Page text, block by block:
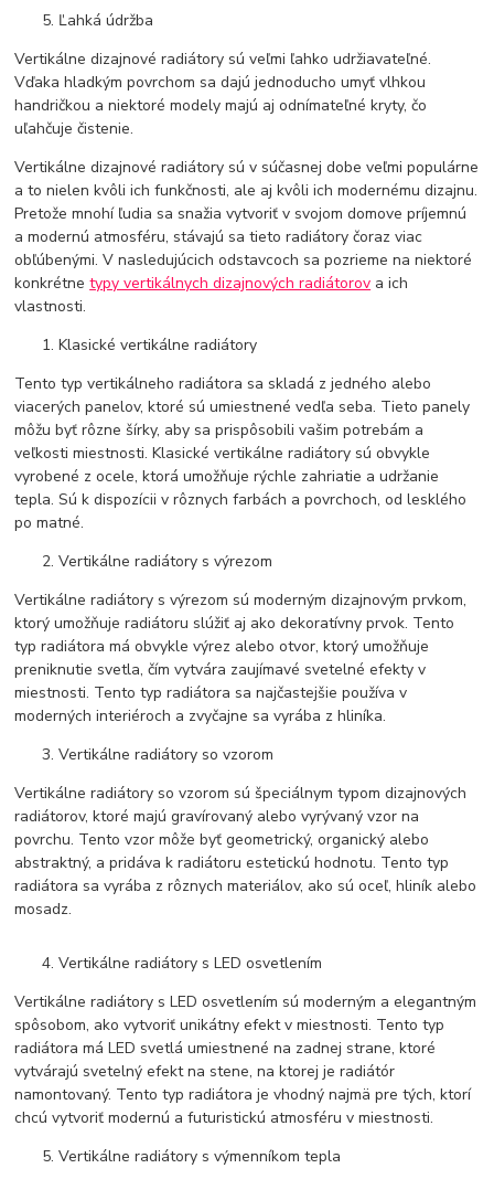
Ľahká údržba
Vertikálne dizajnové radiátory sú veľmi ľahko udržiavateľné.
Vďaka hladkým povrchom sa dajú jednoducho umyť vlhkou
handričkou a niektoré modely majú aj odnímateľné kryty, čo
uľahčuje čistenie.
Vertikálne dizajnové radiátory sú v súčasnej dobe veľmi populárne
a to nielen kvôli ich funkčnosti, ale aj kvôli ich modernému dizajnu.
Pretože mnohí ľudia sa snažia vytvoriť v svojom domove príjemnú
a modernú atmosféru, stávajú sa tieto radiátory čoraz viac
obľúbenými. V nasledujúcich odstavcoch sa pozrieme na niektoré
konkrétnetypy vertikálnych dizajnových radiátorov a ich
vlastnosti.
Klasické vertikálne radiátory
Tento typ vertikálneho radiátora sa skladá z jedného alebo
viacerých panelov, ktoré sú umiestnené vedľa seba. Tieto panely
môžu byť rôzne šírky, aby sa prispôsobili vašim potrebám a
veľkosti miestnosti. Klasické vertikálne radiátory sú obvykle
vyrobené z ocele, ktorá umožňuje rýchle zahriatie a udržanie
tepla. Sú k dispozícii v rôznych farbách a povrchoch, od lesklého
po matné.
Vertikálne radiátory s výrezom
Vertikálne radiátory s výrezom sú moderným dizajnovým prvkom,
ktorý umožňuje radiátoru slúžiť aj ako dekoratívny prvok. Tento
typ radiátora má obvykle výrez alebo otvor, ktorý umožňuje
preniknutie svetla, čím vytvára zaujímavé svetelné efekty v
miestnosti. Tento typ radiátora sa najčastejšie používa v
moderných interiéroch a zvyčajne sa vyrába z hliníka.
Vertikálne radiátory so vzorom
Vertikálne radiátory so vzorom sú špeciálnym typom dizajnových
radiátorov, ktoré majú gravírovaný alebo vyrývaný vzor na
povrchu. Tento vzor môže byť geometrický, organický alebo
abstraktný, a pridáva k radiátoru estetickú hodnotu. Tento typ
radiátora sa vyrába z rôznych materiálov, ako sú oceľ, hliník alebo
mosadz.
Vertikálne radiátory s LED osvetlením
Vertikálne radiátory s LED osvetlením sú moderným a elegantným
spôsobom, ako vytvoriť unikátny efekt v miestnosti. Tento typ
radiátora má LED svetlá umiestnené na zadnej strane, ktoré
vytvárajú svetelný efekt na stene, na ktorej je radiátór
namontovaný. Tento typ radiátora je vhodný najmä pre tých, ktorí
chcú vytvoriť modernú a futuristickú atmosféru v miestnosti.
Vertikálne radiátory s výmenníkom tepla